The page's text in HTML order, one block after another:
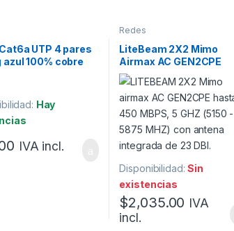
UTP 4 pares
azul 100% cobre
Hay
IVA incl.
Redes
LiteBeam 2X2 Mimo
Airmax AC GEN2CPE
hasta 450 MBPS, 5 GHZ
23 DBI.
Disponibilidad:Sin
existencias
$2,035.00 IVA
incl.